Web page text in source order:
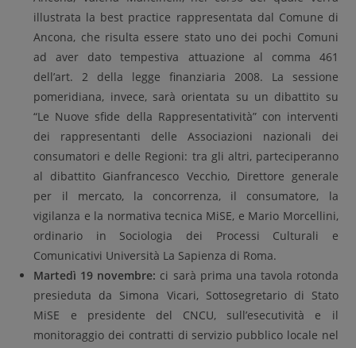
illustrata la best practice rappresentata dal Comune di
Ancona, che risulta essere stato uno dei pochi Comuni
ad aver dato tempestiva attuazione al comma 461
dell’art. 2 della legge finanziaria 2008. La sessione
pomeridiana, invece, sarà orientata su un dibattito su
“Le Nuove sfide della Rappresentatività” con interventi
dei rappresentanti delle Associazioni nazionali dei
consumatori e delle Regioni: tra gli altri, parteciperanno
al dibattito Gianfrancesco Vecchio, Direttore generale
per il mercato, la concorrenza, il consumatore, la
vigilanza e la normativa tecnica MiSE, e Mario Morcellini,
ordinario in Sociologia dei Processi Culturali e
Comunicativi Università La Sapienza di Roma.
Martedì 19 novembre: ci sarà prima una tavola rotonda
presieduta da Simona Vicari, Sottosegretario di Stato
MiSE e presidente del CNCU, sull’esecutività e il
monitoraggio dei contratti di servizio pubblico locale nel